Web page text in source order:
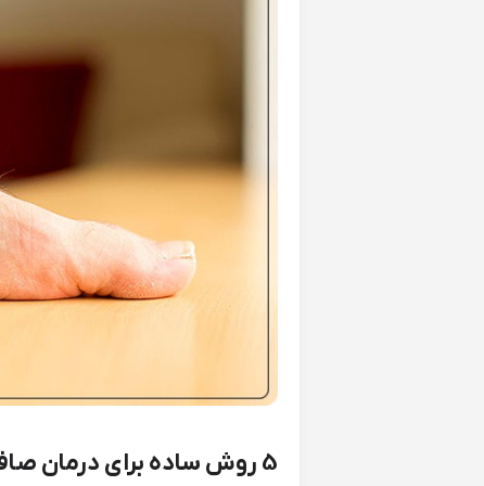
5 روش ساده برای درمان صافی کف پا